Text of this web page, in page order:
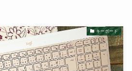
キーボード